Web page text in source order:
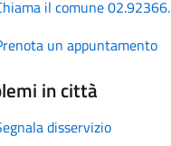
il comune
un appuntamento
in città
disservizio